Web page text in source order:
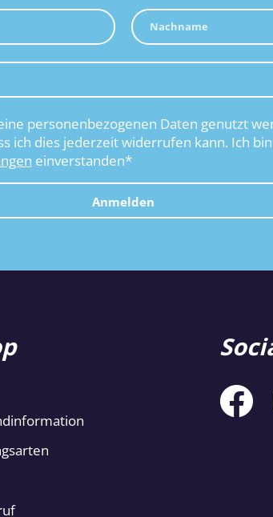
personenbezogenen Daten genutzt
ich dies jederzeit widerrufen kann. Ich
einverstanden*
Anmelden